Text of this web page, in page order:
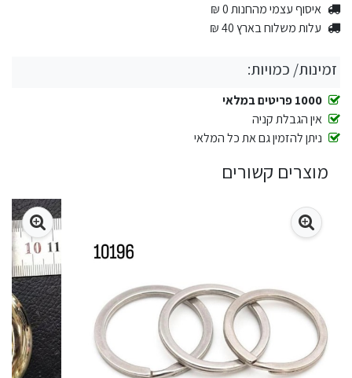
איסוף עצמי מהחנות 0 ₪
עלות משלוח בארץ 40 ₪
זמינות/ כמויות:
1000 פריטים במלאי
אין הגבלת קניה
ניתן להזמין גם את כל המלאי
מוצרים קשורים